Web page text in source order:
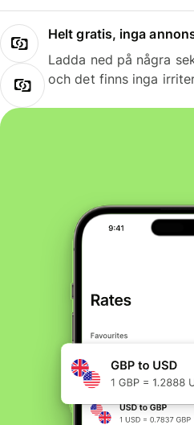
Helt gratis, inga
Ladda ned på några
och det finns inga